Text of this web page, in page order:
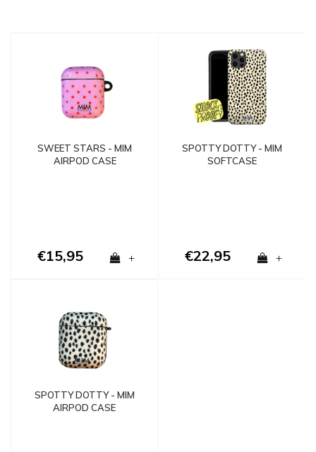
SWEET STARS - MIM
AIRPOD CASE
€15,95 +
SPOTTY DOTTY - MIM
SOFTCASE
€22,95 +
SPOTTY DOTTY - MIM
AIRPOD CASE